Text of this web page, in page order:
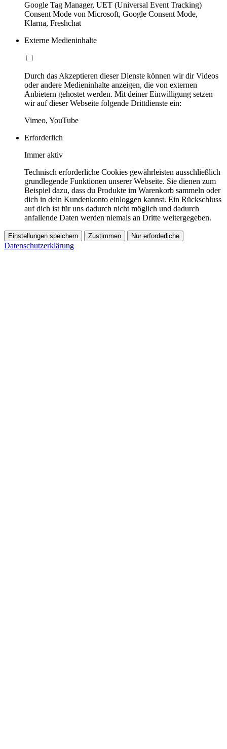
Google Tag Manager, UET (Universal Event Tracking)
Consent Mode von Microsoft, Google Consent Mode,
Klarna, Freshchat
Externe Medieninhalte
Durch das Akzeptieren dieser Dienste können wir dir Videos
oder andere Medieninhalte anzeigen, die von externen
Anbietern gehostet werden. Mit deiner Einwilligung setzen
wir auf dieser Webseite folgende Drittdienste ein:
Vimeo, YouTube
Erforderlich
Immer aktiv
Technisch erforderliche Cookies gewährleisten ausschließlich
grundlegende Funktionen unserer Webseite. Sie dienen zum
Beispiel dazu, dass du Produkte im Warenkorb sammeln oder
dich in dein Kundenkonto einloggen kannst. Ein Rückschluss
auf dich ist für uns dadurch nicht möglich und dadurch
anfallende Daten werden niemals an Dritte weitergegeben.
Einstellungen speichern Zustimmen Nur erforderliche
Datenschutzerklärung